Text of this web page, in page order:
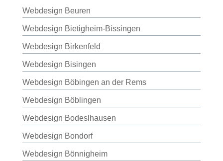
Webdesign Beuren
Webdesign Bietigheim-Bissingen
Webdesign Birkenfeld
Webdesign Bisingen
Webdesign Böbingen an der Rems
Webdesign Böblingen
Webdesign Bodeslhausen
Webdesign Bondorf
Webdesign Bönnigheim